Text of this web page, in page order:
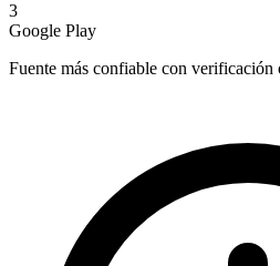
3
Google Play
Fuente más confiable con verificación